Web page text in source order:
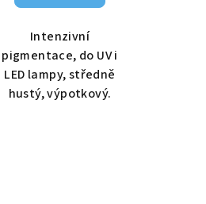
Intenzivní
pigmentace, do UV i
LED lampy, středně
hustý, výpotkový.